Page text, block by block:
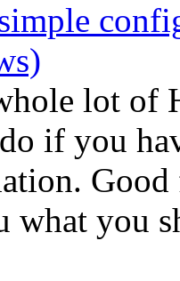
lot of
if you
Good
what you